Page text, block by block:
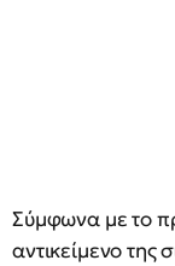
Σύμφωνα με το
αντικείμενο της